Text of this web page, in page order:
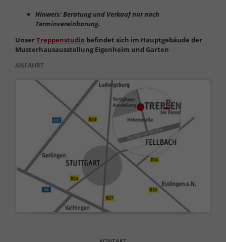
Hinweis: Beratung und Verkauf nur nach
Terminvereinbarung.
UnserTreppenstudiobefindet sich im Hauptgebäude der
Musterhausausstellung Eigenheim und Garten
ANFAHRT